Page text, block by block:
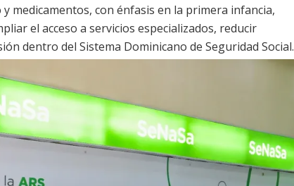
medicamentos, con énfasis en la primera infancia,
el acceso a servicios especializados, reducir
dentro del Sistema Dominicano de Seguridad Social.